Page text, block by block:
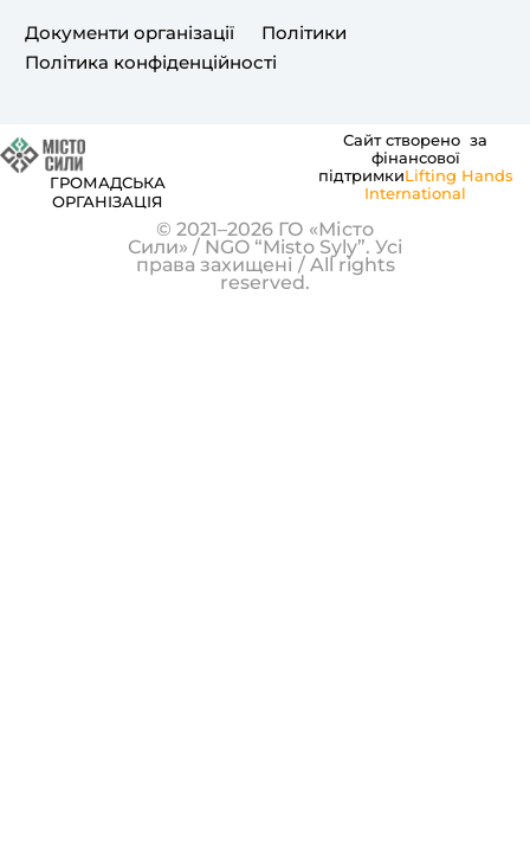
m
Документи організації
Політики
Політика конфіденційності
ГРОМАДСЬКА
ОРГАНІЗАЦІЯ
Сайт створено за
фінансової
підтримкиLifting Hands
International
© 2021–2026 ГО «Місто
Сили» / NGO “Misto Syly”. Усі
права захищені / All rights
reserved.